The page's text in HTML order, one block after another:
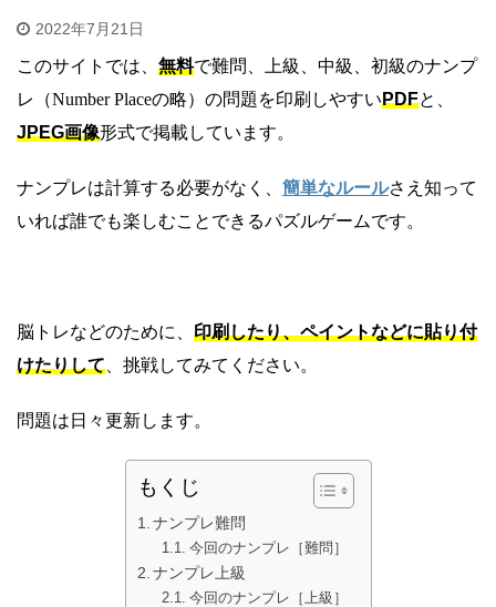
2022年7月21日
このサイトでは、 無料で難問、上級、中級、初級のナンプ
レ（Number Placeの略）の問題を印刷しやすいPDFと、
JPEG画像形式で掲載しています。
ナンプレは計算する必要がなく、 簡単なルールさえ知って
いれば誰でも楽しむことできるパズルゲームです。
脳トレなどのために、 印刷したり、ペイントなどに貼り付
けたりして 、挑戦してみてください。
問題は日々更新します。
もくじ
ナンプレ難問
今回のナンプレ［難問］
ナンプレ上級
今回のナンプレ［上級］